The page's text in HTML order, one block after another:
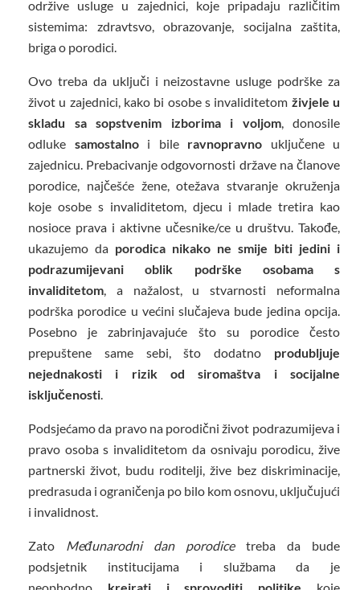
održive usluge u zajednici, koje pripadaju različitim
sistemima: zdravtsvo, obrazovanje, socijalna zaštita,
briga o porodici.
Ovo treba da uključi i neizostavne usluge podrške za
život u zajednici, kako bi osobe s invaliditetom živjele u
skladu sa sopstvenim izborima i voljom, donosile
odluke samostalnoi bile ravnopravno uključene u
zajednicu. Prebacivanje odgovornosti države na članove
porodice, najčešće žene, otežava stvaranje okruženja
koje osobe s invaliditetom, djecu i mlade tretira kao
nosioce prava i aktivne učesnike/ce u društvu. Takođe,
ukazujemo da porodica nikako ne smije biti jedini i
podrazumijevani oblik podrške osobama s
invaliditetom, a nažalost, u stvarnosti neformalna
podrška porodice u većini slučajeva bude jedina opcija.
Posebno je zabrinjavajuće što su porodice često
prepuštene same sebi, što dodatno produbljuje
nejednakosti i rizik od siromaštva i socijalne
isključenosti.
Podsjećamo da pravo na porodični život podrazumijeva i
pravo osoba s invaliditetom da osnivaju porodicu, žive
partnerski život, budu roditelji, žive bez diskriminacije,
predrasuda i ograničenja po bilo kom osnovu, uključujući
i invalidnost.
Zato Međunarodni dan porodicetreba da bude
podsjetnik institucijama i službama da je